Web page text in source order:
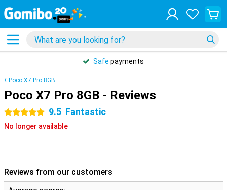
Safe payments
Poco X7 Pro 8GB
Poco X7 Pro 8GB - Reviews
5 stars 9.5 Fantastic
No longer available
Reviews from our customers